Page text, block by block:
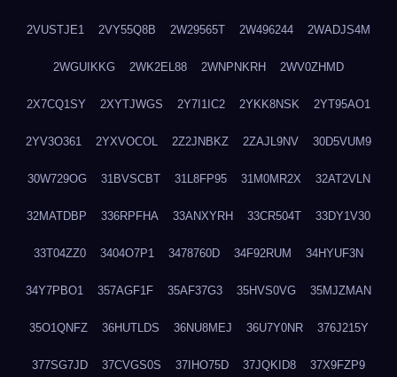
2VUSTJE1 2VY55Q8B 2W29565T 2W496244 2WADJS4M
2WGUIKKG 2WK2EL88 2WNPNKRH 2WV0ZHMD
2X7CQ1SY 2XYTJWGS 2Y7I1IC2 2YKK8NSK 2YT95AO1
2YV3O361 2YXVOCOL 2Z2JNBKZ 2ZAJL9NV 30D5VUM9
30W729OG 31BVSCBT 31L8FP95 31M0MR2X 32AT2VLN
32MATDBP 336RPFHA 33ANXYRH 33CR504T 33DY1V30
33T04ZZ0 3404O7P1 3478760D 34F92RUM 34HYUF3N
34Y7PBO1 357AGF1F 35AF37G3 35HVS0VG 35MJZMAN
35O1QNFZ 36HUTLDS 36NU8MEJ 36U7Y0NR 376J215Y
377SG7JD 37CVGS0S 37IHO75D 37JQKID8 37X9FZP9